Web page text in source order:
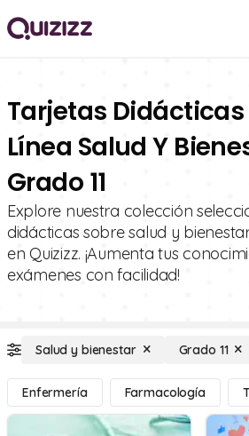
Tarjetas Didácticas
Línea Salud Y
Grado 11
Explore nuestra colección
didácticas sobre salud y
en Quizizz. ¡Aumenta tus
exámenes con facilidad!
Salud y bienestar Grado 11
Enfermería Farmacología